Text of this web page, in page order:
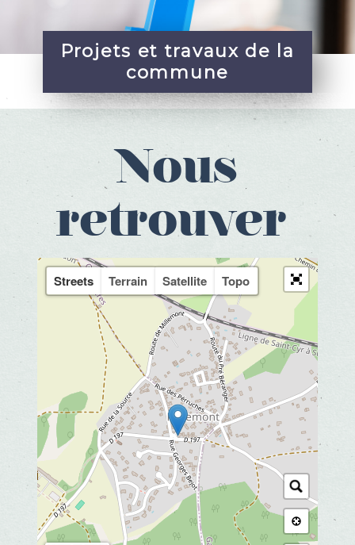
Projets et travaux de la
commune
Nous
retrouver
Streets Terrain Satellite Topo